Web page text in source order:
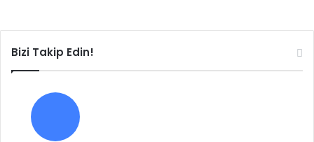
Bizi Takip Edin!